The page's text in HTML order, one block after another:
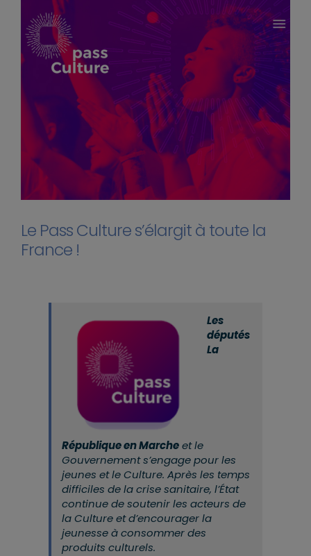
Le Pass Culture s’élargit à toute la
France !
Les
députés
La
République en Marcheet le
Gouvernement s’engage pour les
jeunes et le Culture. Après les temps
difficiles de la crise sanitaire, l’État
continue de soutenir les acteurs de
la Culture et d’encourager la
jeunesse à consommer des
produits culturels.